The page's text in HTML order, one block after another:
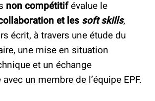
non compétitifévalue le
et les soft skills,
écrit, à travers une étude du
une mise en situation
et un échange
un membre de l’équipe EPF.